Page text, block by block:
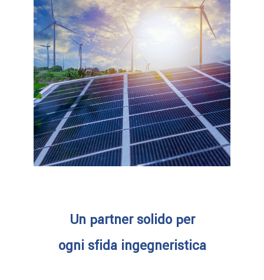
Un partner solido per
ogni sfida ingegneristica